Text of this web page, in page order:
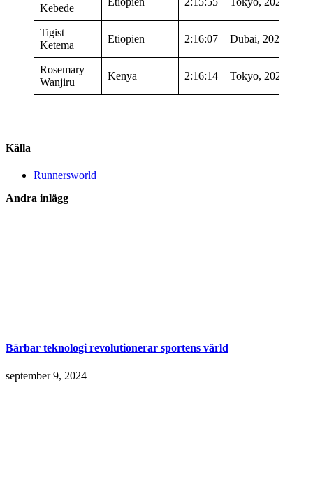
Kebede
Tigist
Ketema
Etiopien 2:16:07 Dubai, 2024
Rosemary
Wanjiru
Kenya 2:16:14 Tokyo, 2024
Källa
Runnersworld
Andra inlägg
Bärbar teknologi revolutionerar sportens värld
september 9, 2024